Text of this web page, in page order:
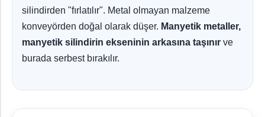
silindirden "fırlatılır". Metal olmayan malzeme
konveyörden doğal olarak düşer. Manyetik metaller,
manyetik silindirin ekseninin arkasına taşınır ve
burada serbest bırakılır.